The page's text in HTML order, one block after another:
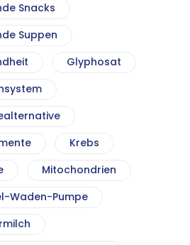
Snacks
Suppen
Glyphosat
Krebs
Mitochondrien
Waden-Pumpe